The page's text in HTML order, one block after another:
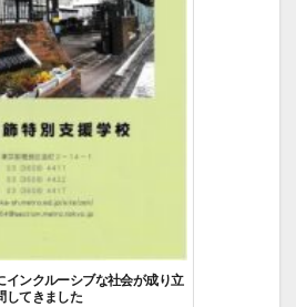
インクルーシブな社会が成り立
してきました